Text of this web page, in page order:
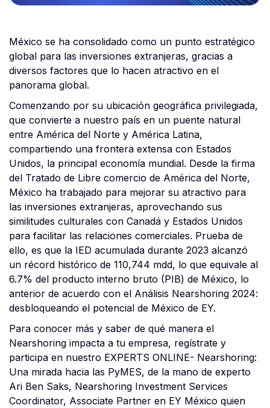
México se ha consolidado como un punto estratégico
global para las inversiones extranjeras, gracias a
diversos factores que lo hacen atractivo en el
panorama global.
Comenzando por su ubicación geográfica privilegiada,
que convierte a nuestro país en un puente natural
entre América del Norte y América Latina,
compartiendo una frontera extensa con Estados
Unidos, la principal economía mundial. Desde la firma
del Tratado de Libre comercio de América del Norte,
México ha trabajado para mejorar su atractivo para
las inversiones extranjeras, aprovechando sus
similitudes culturales con Canadá y Estados Unidos
para facilitar las relaciones comerciales. Prueba de
ello, es que la IED acumulada durante 2023 alcanzó
un récord histórico de 110,744 mdd, lo que equivale al
6.7% del producto interno bruto (PIB) de México, lo
anterior de acuerdo con el Análisis Nearshoring 2024:
desbloqueando el potencial de México de EY.
Para conocer más y saber de qué manera el
Nearshoring impacta a tu empresa, regístrate y
participa en nuestro EXPERTS ONLINE- Nearshoring:
Una mirada hacia las PyMES, de la mano de experto
Ari Ben Saks, Nearshoring Investment Services
Coordinator, Associate Partner en EY México quien